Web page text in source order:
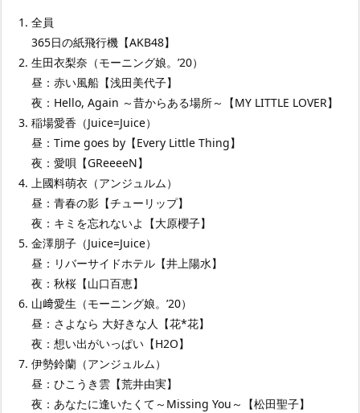
全員
365日の紙飛行機【AKB48】
生田衣梨奈（モーニング娘。’20）
昼：赤い風船【浅田美代子】
夜：Hello, Again ～昔からある場所～【MY LITTLE LOVER】
稲場愛香（Juice=Juice）
昼：Time goes by【Every Little Thing】
夜：愛唄【GReeeeN】
上國料萌衣（アンジュルム）
昼：青春の影【チューリップ】
夜：キミを忘れないよ【大原櫻子】
金澤朋子（Juice=Juice）
昼：リバーサイドホテル【井上陽水】
夜：秋桜【山口百恵】
山﨑愛生（モーニング娘。’20）
昼：さよなら 大好きな人【花*花】
夜：想い出がいっぱい【H2O】
伊勢鈴蘭（アンジュルム）
昼：ひこうき雲【荒井由実】
夜：あなたに逢いたくて～Missing You～【松田聖子】